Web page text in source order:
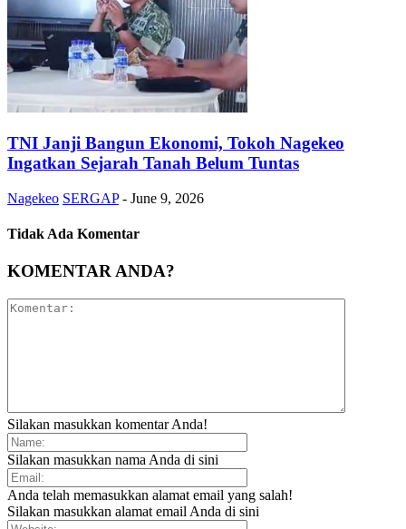
TNI Janji Bangun Ekonomi, Tokoh Nagekeo
Ingatkan Sejarah Tanah Belum Tuntas
Nagekeo SERGAP - June 9, 2026
Tidak Ada Komentar
KOMENTAR ANDA?
Silakan masukkan komentar Anda!
Silakan masukkan nama Anda di sini
Anda telah memasukkan alamat email yang salah!
Silakan masukkan alamat email Anda di sini